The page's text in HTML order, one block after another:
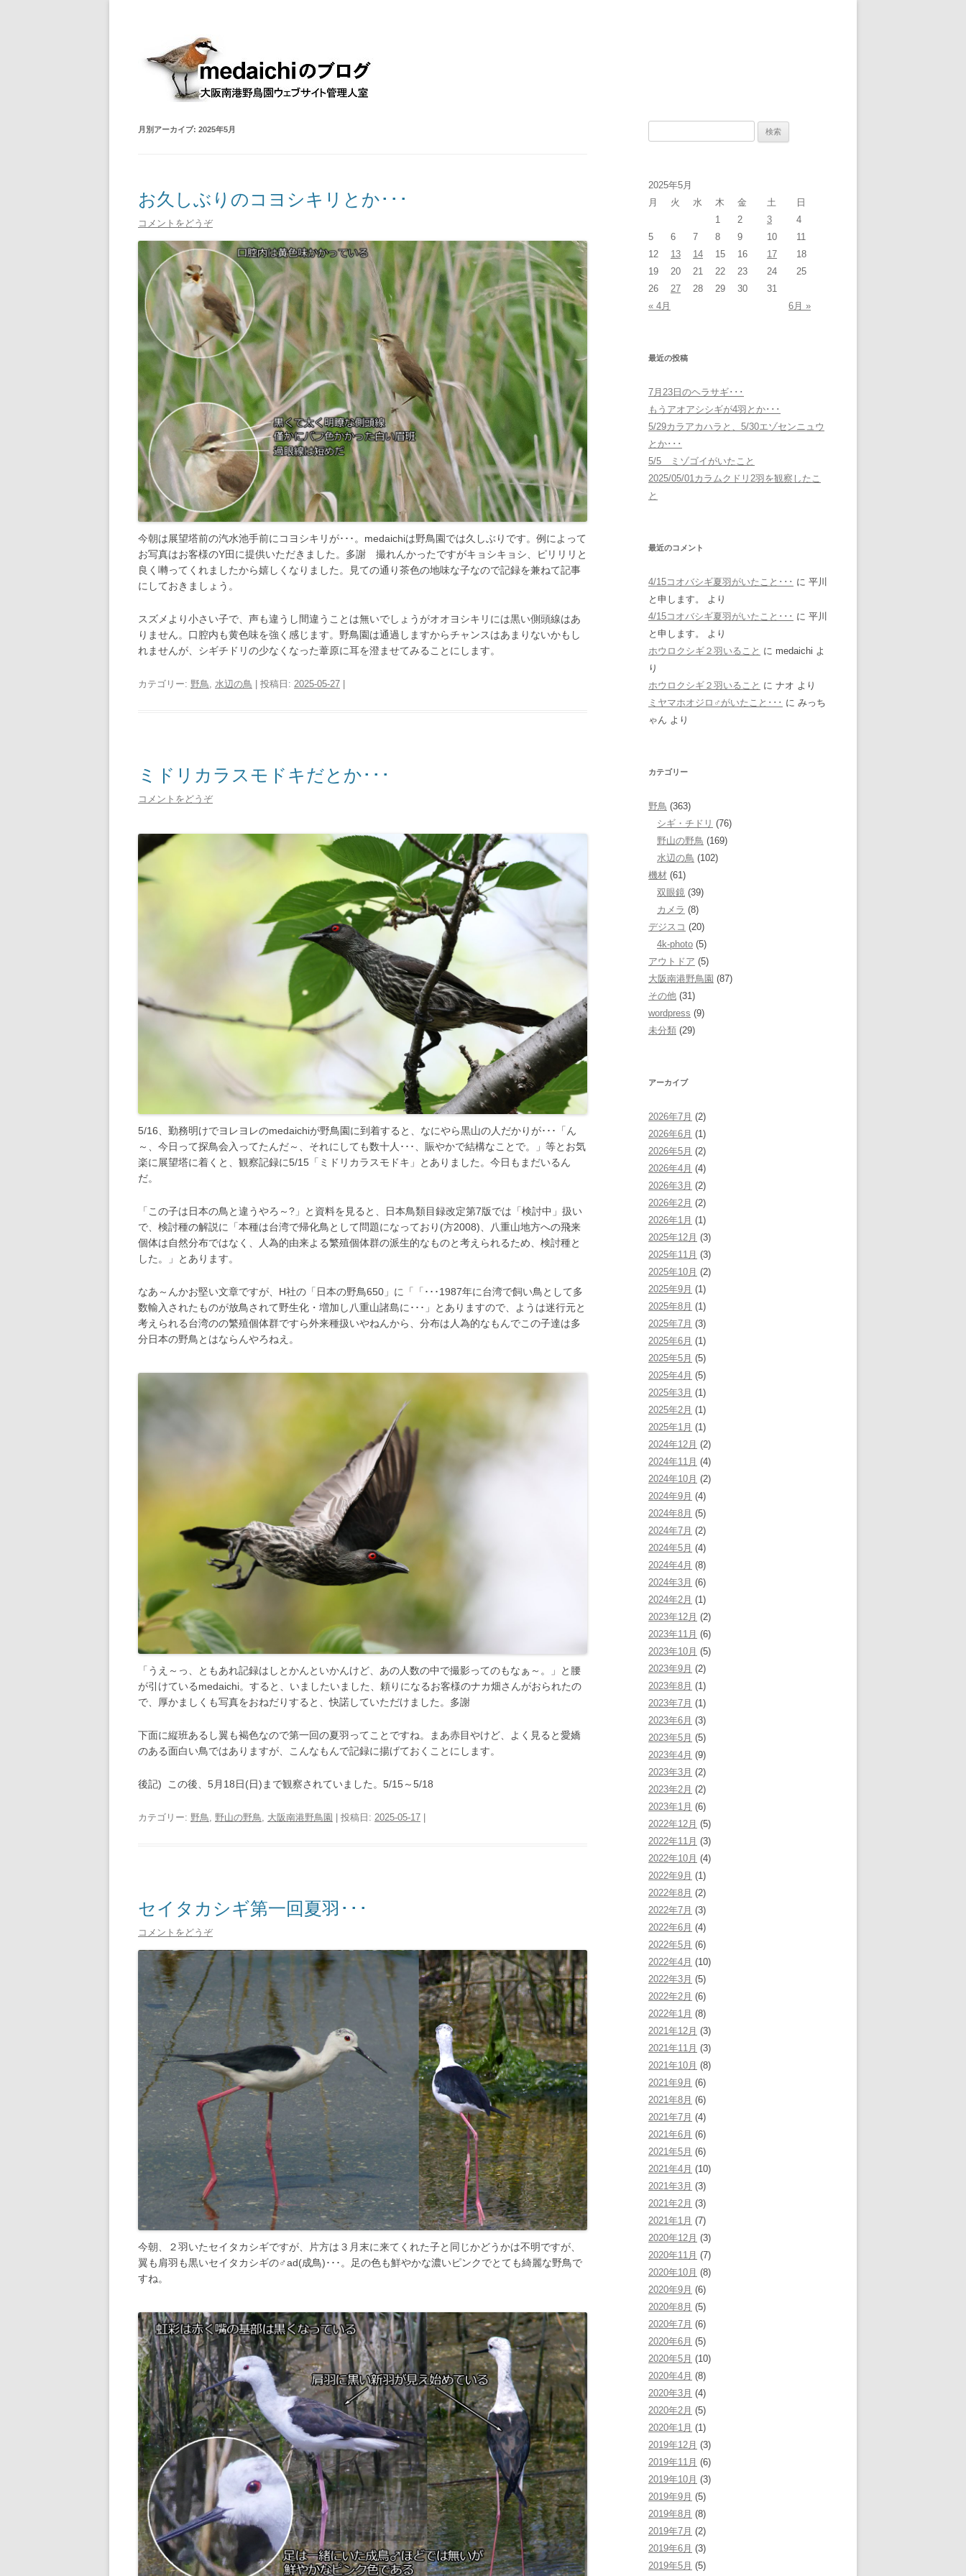
月別アーカイブ: 2025年5月
お久しぶりのコヨシキリとか･･･
コメントをどうぞ
今朝は展望塔前の汽水池手前にコヨシキリが･･･。medaichiは野鳥園では久しぶりです。例によって
お写真はお客様のY田に提供いただきました。多謝 撮れんかったですがキョシキョシ、ピリリリと
良く囀ってくれましたから嬉しくなりました。見ての通り茶色の地味な子なので記録を兼ねて記事
にしておきましょう。
スズメより小さい子で、声も違うし間違うことは無いでしょうがオオヨシキリには黒い側頭線はあ
りません。口腔内も黄色味を強く感じます。野鳥園は通過しますからチャンスはあまりないかもし
れませんが、シギチドリの少なくなった葦原に耳を澄ませてみることにします。
カテゴリー: 野鳥 水辺の鳥 | 投稿日: 2025-05-27 |
ミドリカラスモドキだとか･･･
コメントをどうぞ
5/16、勤務明けでヨレヨレのmedaichiが野鳥園に到着すると、なにやら黒山の人だかりが･･･「ん
～、今日って探鳥会入ってたんだ～、それにしても数十人･･･、賑やかで結構なことで。」等とお気
楽に展望塔に着くと、観察記録に5/15「ミドリカラスモドキ」とありました。今日もまだいるん
だ。
「この子は日本の鳥と違うやろ～?」と資料を見ると、日本鳥類目録改定第7版では「検討中」扱い
で、検討種の解説に「本種は台湾で帰化鳥として問題になっており(方2008)、八重山地方への飛来
個体は自然分布ではなく、人為的由来よる繁殖個体群の派生的なものと考えられるため、検討種と
した。」とあります。
なあ～んかお堅い文章ですが、H社の「日本の野鳥650」に「「･･･1987年に台湾で飼い鳥として多
数輸入されたものが放鳥されて野生化・増加し八重山諸島に･･･」とありますので、ようは迷行元と
考えられる台湾のの繁殖個体群ですら外来種扱いやねんから、分布は人為的なもんでこの子達は多
分日本の野鳥とはならんやろねえ。
「うえ～っ、ともあれ記録はしとかんといかんけど、あの人数の中で撮影ってのもなぁ～。」と腰
が引けているmedaichi。すると、いましたいました、頼りになるお客様のナカ畑さんがおられたの
で、厚かましくも写真をおねだりすると、快諾していただけました。多謝
下面に縦班あるし翼も褐色なので第一回の夏羽ってことですね。まあ赤目やけど、よく見ると愛嬌
のある面白い鳥ではありますが、こんなもんで記録に揚げておくことにします。
後記) この後、5月18日(日)まで観察されていました。5/15～5/18
カテゴリー: 野鳥 野山の野鳥 大阪南港野鳥園 | 投稿日: 2025-05-17
セイタカシギ第一回夏羽･･･
コメントをどうぞ
今朝、２羽いたセイタカシギですが、片方は３月末に来てくれた子と同じかどうかは不明ですが、
翼も肩羽も黒いセイタカシギの♂ad(成鳥)･･･。足の色も鮮やかな濃いピンクでとても綺麗な野鳥で
すね。
2025年5月
月
火 水 木 金 土 日
« 4月 6月 »
1 2 3
4
5
6 7 8 9 10
11
12
13 14 15 16 17
18
19
20 21 22 23 24
25
26
27 28 29 30 31
最近の投稿
7月23日のヘラサギ･･･
もうアオアシシギが4羽とか･･･
5/29カラアカハラと、5/30エゾセンニュウ
とか･･･
5/5 ミゾゴイがいたこと
2025/05/01カラムクドリ2羽を観察したこ
と
最近のコメント
4/15コオバシギ夏羽がいたこと･･･ に 平川
と申します。
より
4/15コオバシギ夏羽がいたこと･･･ に 平川
と申します。
より
ホウロクシギ２羽いること に medaichi よ
り
ホウロクシギ２羽いること に ナオ より
ミヤマホオジロ♂がいたこと･･･ に みっち
ゃん より
カテゴリー
野鳥 (363)
シギ・チドリ (76)
野山の野鳥 (169)
水辺の鳥 (102)
機材 (61)
双眼鏡 (39)
カメラ (8)
デジスコ (20)
4k-photo (5)
アウトドア (5)
大阪南港野鳥園 (87)
その他 (31)
wordpress (9)
未分類 (29)
アーカイブ
2026年7月 (2)
2026年6月 (1)
2026年5月 (2)
2026年4月 (4)
2026年3月 (2)
2026年2月 (2)
2026年1月 (1)
2025年12月 (3)
2025年11月 (3)
2025年10月 (2)
2025年9月 (1)
2025年8月 (1)
2025年7月 (3)
2025年6月 (1)
2025年5月 (5)
2025年4月 (5)
2025年3月 (1)
2025年2月 (1)
2025年1月 (1)
2024年12月 (2)
2024年11月 (4)
2024年10月 (2)
2024年9月 (4)
2024年8月 (5)
2024年7月 (2)
2024年5月 (4)
2024年4月 (8)
2024年3月 (6)
2024年2月 (1)
2023年12月 (2)
2023年11月 (6)
2023年10月 (5)
2023年9月 (2)
2023年8月 (1)
2023年7月 (1)
2023年6月 (3)
2023年5月 (5)
2023年4月 (9)
2023年3月 (2)
2023年2月 (2)
2023年1月 (6)
2022年12月 (5)
2022年11月 (3)
2022年10月 (4)
2022年9月 (1)
2022年8月 (2)
2022年7月 (3)
2022年6月 (4)
2022年5月 (6)
2022年4月 (10)
2022年3月 (5)
2022年2月 (6)
2022年1月 (8)
2021年12月 (3)
2021年11月 (3)
2021年10月 (8)
2021年9月 (6)
2021年8月 (6)
2021年7月 (4)
2021年6月 (6)
2021年5月 (6)
2021年4月 (10)
2021年3月 (3)
2021年2月 (3)
2021年1月 (7)
2020年12月 (3)
2020年11月 (7)
2020年10月 (8)
2020年9月 (6)
2020年8月 (5)
2020年7月 (6)
2020年6月 (5)
2020年5月 (10)
2020年4月 (8)
2020年3月 (4)
2020年2月 (5)
2020年1月 (1)
2019年12月 (3)
2019年11月 (6)
2019年10月 (3)
2019年9月 (5)
2019年8月 (8)
2019年7月 (2)
2019年6月 (3)
2019年5月 (5)